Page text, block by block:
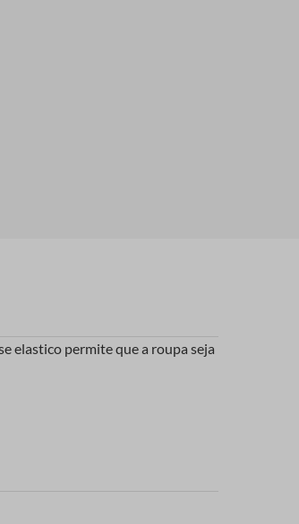
elastico permite que a roupa seja